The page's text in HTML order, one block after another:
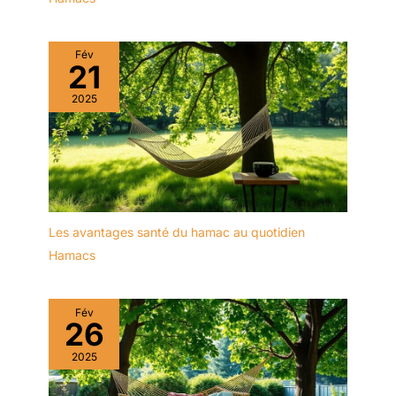
Fév
21
2025
Les avantages santé du hamac au quotidien
Hamacs
Fév
26
2025